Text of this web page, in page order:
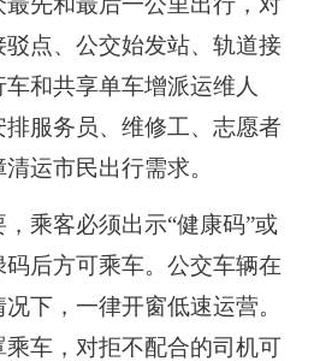
点、公交始发站、轨道接
和共享单车增派运维人
排服务员、维修工、志愿者
运市民出行需求。
客必须出示“健康码”或
后方可乘车。公交车辆在
下，一律开窗低速运营。
车，对拒不配合的司机可